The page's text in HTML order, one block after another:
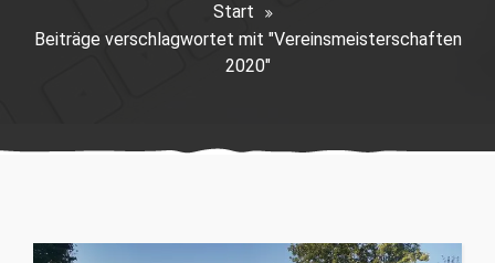
Start
Beiträge verschlagwortet mit "Vereinsmeisterschaften
2020"